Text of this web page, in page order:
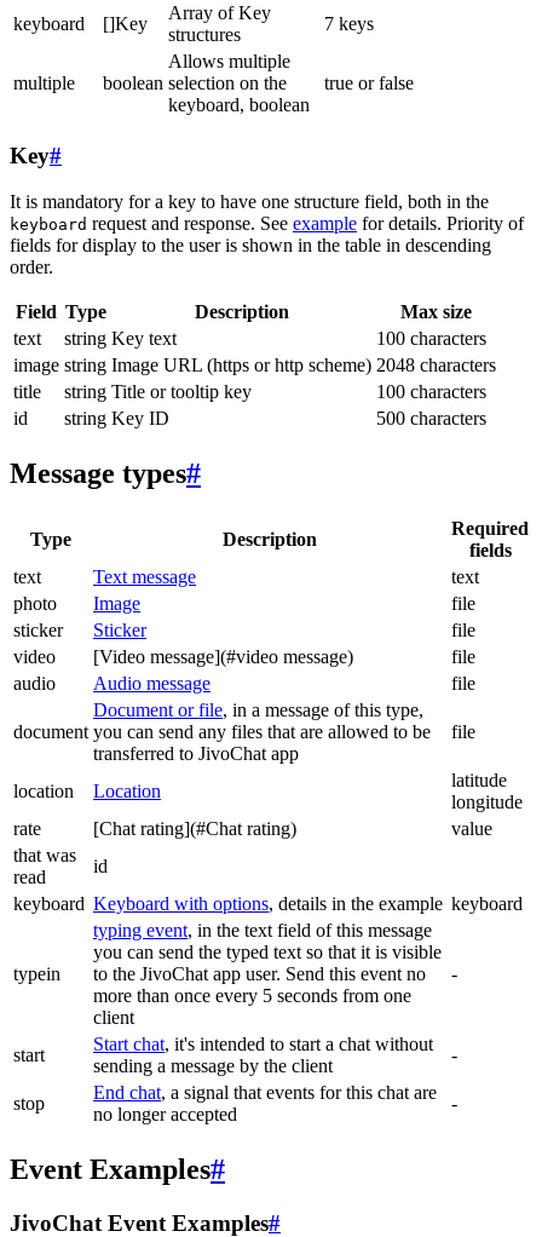
keyboard []Key
Array of Key
structures
7 keys
multiple boolean
Allows multiple
selection on the
keyboard, boolean
true or false
Key#
It is mandatory for a key to have one structure field, both in the
keyboard request and response. See example for details. Priority of
fields for display to the user is shown in the table in descending
order.
Field Type Description
Max size
text
string Key text
100 characters
image string Image URL (https or http scheme) 2048 characters
title
string Title or tooltip key
100 characters
id
string Key ID 500 characters
Message types#
Type Description
Required
fields
text
Text message
text
photo
Image
file
sticker
Sticker
file
video
[Video message](#video message)
file
audio
Audio message file
document
Document or file, in a message of this type,
you can send any files that are allowed to be
transferred to JivoChat app
file
location Location
latitude
longitude
rate
[Chat rating](#Chat rating)
value
that was
read
id
keyboard Keyboard with options, details in the example keyboard
typein
typing event, in the text field of this message
you can send the typed text so that it is visible
to the JivoChat app user. Send this event no
more than once every 5 seconds from one
client
-
start
Start chat, it's intended to start a chat without
sending a message by the client
-
stop
End chat, a signal that events for this chat are
no longer accepted
-
Event Examples#
JivoChat Event Examples#